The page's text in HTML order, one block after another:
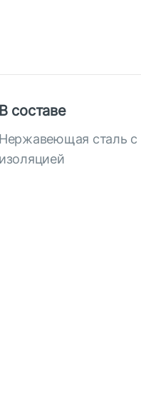
В составе
Нержавеющая сталь с
изоляцией